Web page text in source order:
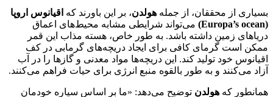
بسیاری از محققان، از جمله هولدن، بر این باورند که اقیانوس اروپا
(Europa’s ocean)
می‌تواند شرایطی مشابه محیط‌های اعماق
دریاهای زمین داشته باشد. به طور خاص، هسته مذاب این قمر
ممکن است گرمای کافی برای ایجاد دریچه‌های گرمابی در کف
اقیانوس خود تولید کند. این دریچه‌ها مواد معدنی و گازها را در آب
آزاد می‌کنند و به طور بالقوه منبع انرژی برای حیات فراهم می‌کنند.
همانطور که هولدن توضیح می‌دهد: «ما بر اساس سیاره خودمان